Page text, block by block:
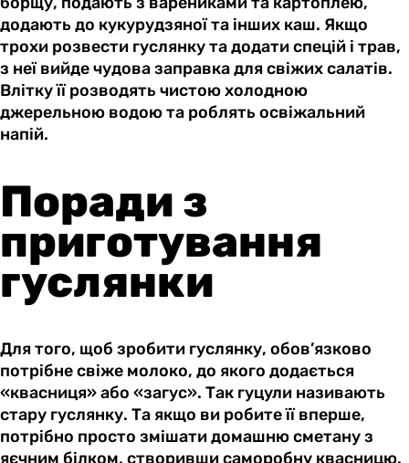
додають до кукурудзяної та інших каш. Якщо
трохи розвести гуслянку та додати спецій і трав,
з неї вийде чудова заправка для свіжих салатів.
Влітку її розводять чистою холодною
джерельною водою та роблять освіжальний
напій.
Поради з
приготування
гуслянки
Для того, щоб зробити гуслянку, обов’язково
потрібне свіже молоко, до якого додається
«квасниця» або «загус». Так гуцули називають
стару гуслянку. Та якщо ви робите її вперше,
потрібно просто змішати домашню сметану з
яєчним білком, створивши саморобну квасницю.